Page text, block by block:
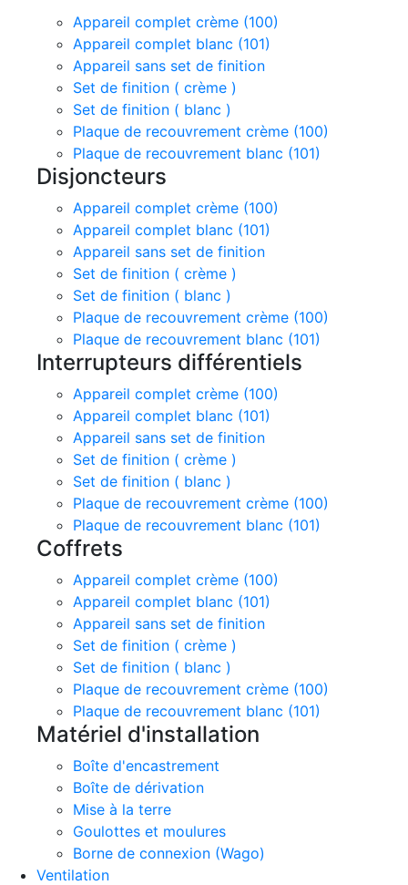
Appareil complet crème (100)
Appareil complet blanc (101)
Appareil sans set de finition
Set de finition ( crème )
Set de finition ( blanc )
Plaque de recouvrement crème (100)
Plaque de recouvrement blanc (101)
Disjoncteurs
Appareil complet crème (100)
Appareil complet blanc (101)
Appareil sans set de finition
Set de finition ( crème )
Set de finition ( blanc )
Plaque de recouvrement crème (100)
Plaque de recouvrement blanc (101)
Interrupteurs différentiels
Appareil complet crème (100)
Appareil complet blanc (101)
Appareil sans set de finition
Set de finition ( crème )
Set de finition ( blanc )
Plaque de recouvrement crème (100)
Plaque de recouvrement blanc (101)
Coffrets
Appareil complet crème (100)
Appareil complet blanc (101)
Appareil sans set de finition
Set de finition ( crème )
Set de finition ( blanc )
Plaque de recouvrement crème (100)
Plaque de recouvrement blanc (101)
Matériel d'installation
Boîte d'encastrement
Boîte de dérivation
Mise à la terre
Goulottes et moulures
Borne de connexion (Wago)
Ventilation